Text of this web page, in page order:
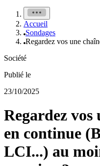
Accueil
Sondages
Regardez vos une
Société
Publié le
23/10/2025
Regardez
en continue
LCI...) au